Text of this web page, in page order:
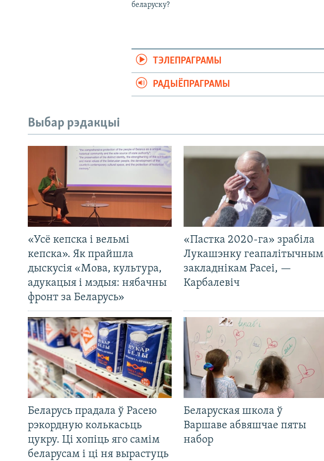
беларуску?
ТЭЛЕПРАГРАМЫ
РАДЫЁПРАГРАМЫ
Выбар рэдакцыі
«Усё кепска і вельмі
кепска». Як прайшла
дыскусія «Мова, культура,
адукацыя і мэдыя: нябачны
фронт за Беларусь»
«Пастка 2020-га» зрабіла
Лукашэнку геапалітычным
закладнікам Расеі, —
Карбалевіч
Беларусь прадала ў Расею
рэкордную колькасьць
цукру. Ці хопіць яго самім
беларусам і ці ня вырастуць
Беларуская школа ў
Варшаве абвяшчае пяты
набор